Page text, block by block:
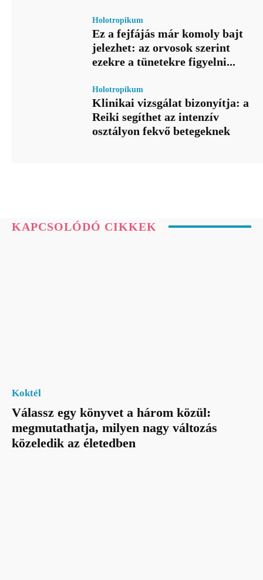
Holotropikum
Ez a fejfájás már komoly bajt
jelezhet: az orvosok szerint
ezekre a tünetekre figyelni...
Holotropikum
Klinikai vizsgálat bizonyítja: a
Reiki segíthet az intenzív
osztályon fekvő betegeknek
KAPCSOLÓDÓ CIKKEK
Koktél
Válassz egy könyvet a három közül:
megmutathatja, milyen nagy változás
közeledik az életedben